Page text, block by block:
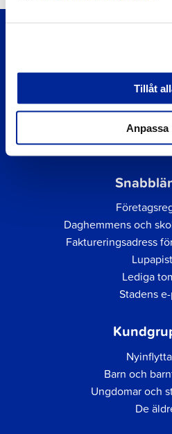
Tillåt
Anpassa
Daghemmens och
Faktureringsadress
Lediga
Stadens
Barn och
Ungdomar och
De